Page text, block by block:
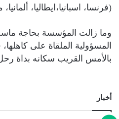
(فرنسا، اسبانيا،ايطاليا،
وما زالت المؤسسة بحاجة
المسؤولية الملقاة على
بالأمس القريب سكانه بداة
أخبار